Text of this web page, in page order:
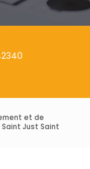
et de
Just Saint